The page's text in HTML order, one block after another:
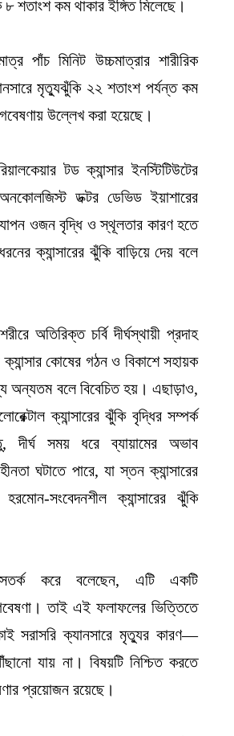
শতাংশ কম থাকার ইঙ্গিত মিলেছে।
পাঁচ মিনিট উচ্চমাত্রার শারীরিক
মৃত্যুঝুঁকি ২২ শতাংশ পর্যন্ত কম
উল্লেখ করা হয়েছে।
টড ক্যান্সার ইনস্টিটিউটের
ডক্টর ডেভিড ইয়াশারের
ওজন বৃদ্ধি ও স্থূলতার কারণ হতে
ক্যান্সারের ঝুঁকি বাড়িয়ে দেয় বলে
অতিরিক্ত চর্বি দীর্ঘস্থায়ী প্রদাহ
ক্যান্সার কোষের গঠন ও বিকাশে সহায়ক
অন্যতম বলে বিবেচিত হয়। এছাড়াও,
ক্যান্সারের ঝুঁকি বৃদ্ধির সম্পর্ক
দীর্ঘ সময় ধরে ব্যায়ামের অভাব
ঘটাতে পারে, যা স্তন ক্যান্সারের
সংবেদনশীল ক্যান্সারের ঝুঁকি
করে বলেছেন, এটি একটি
তাই এই ফলাফলের ভিত্তিতে
সরাসরি ক্যানসারে মৃত্যুর কারণ—
যায় না। বিষয়টি নিশ্চিত করতে
প্রয়োজন রয়েছে।